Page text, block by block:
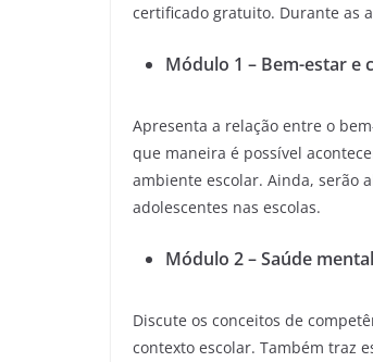
certificado gratuito. Durante as
Módulo 1 – Bem-estar e
Apresenta a relação entre o
que maneira é possível
ambiente escolar. Ainda, serão
adolescentes nas escolas.
Módulo 2 – Saúde
Discute os conceitos de
contexto escolar. Também traz